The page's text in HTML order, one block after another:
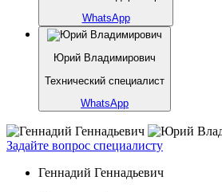
WhatsApp
Юрий Владимирович
Технический специалист
WhatsApp
Задайте вопрос специалисту
Геннадий Геннадьевич